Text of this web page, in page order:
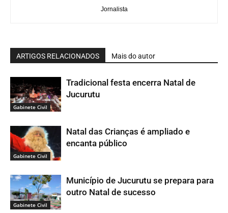
Jornalista
ARTIGOS RELACIONADOS Mais do autor
Gabinete Civil
Tradicional festa encerra Natal de
Jucurutu
Gabinete Civil
Natal das Crianças é ampliado e
encanta público
Gabinete Civil
Município de Jucurutu se prepara para
outro Natal de sucesso